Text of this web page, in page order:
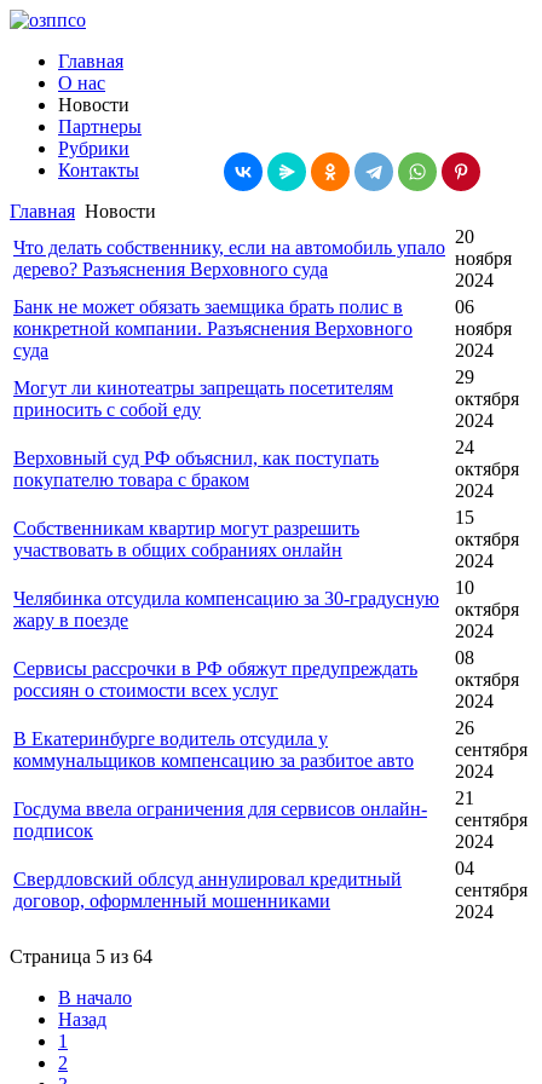
Главная
О нас
Новости
Партнеры
Рубрики
Контакты
Главная Новости
Что делать собственнику, если на автомобиль упало
дерево? Разъяснения Верховного суда
20
ноября
2024
Банк не может обязать заемщика брать полис в
конкретной компании. Разъяснения Верховного
суда
06
ноября
2024
Могут ли кинотеатры запрещать посетителям
приносить с собой еду
29
октября
2024
Верховный суд РФ объяснил, как поступать
покупателю товара с браком
24
октября
2024
Собственникам квартир могут разрешить
участвовать в общих собраниях онлайн
15
октября
2024
Челябинка отсудила компенсацию за 30-градусную
жару в поезде
10
октября
2024
Сервисы рассрочки в РФ обяжут предупреждать
россиян о стоимости всех услуг
08
октября
2024
В Екатеринбурге водитель отсудила у
коммунальщиков компенсацию за разбитое авто
26
сентября
2024
Госдума ввела ограничения для сервисов онлайн-
подписок
21
сентября
2024
Свердловский облсуд аннулировал кредитный
договор, оформленный мошенниками
04
сентября
2024
Страница 5 из 64
В начало
Назад
1
2